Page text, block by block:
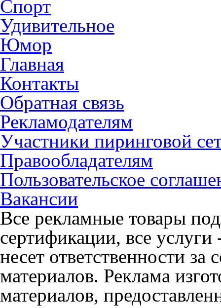
Спорт
Удивительное
Юмор
Главная
Контакты
Обратная связь
Рекламодателям
Участники пиринговой
Правообладателям
Пользовательское
Вакансии
Все рекламные товары
сертификации, все
несет ответственности
материалов. Реклама
материалов,